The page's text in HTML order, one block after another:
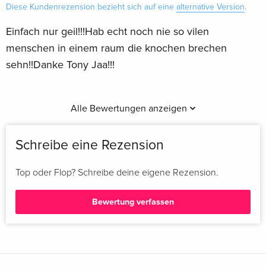
Diese Kundenrezension bezieht sich auf eine alternative Version.
Einfach nur geil!!!Hab echt noch nie so vilen
menschen in einem raum die knochen brechen
sehn!!Danke Tony Jaa!!!
Alle Bewertungen anzeigen
Schreibe eine Rezension
Top oder Flop? Schreibe deine eigene Rezension.
Bewertung verfassen